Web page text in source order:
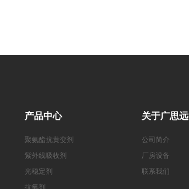
产品中心
聚氨酯抗黄变剂
紫外线吸收剂
光稳定剂
抗氧剂
关于广思远
公司简介
厂房设备
联系我们